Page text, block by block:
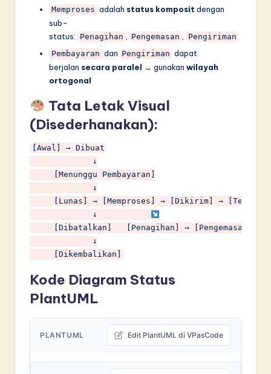
Memproses adalah status komposit dengan
sub-
status: Penagihan , Pengemasan , Pengiriman
Pembayaran dan Pengiriman dapat
berjalan secara paralel → gunakan wilayah
ortogonal
Tata Letak Visual
(Disederhanakan):
[Awal] → Dibuat
             ↓
     [Menunggu Pembayaran]
             ↓
[Lunas] → [Memproses] → [Dikirim] →
             ↓
[Dibatalkan]   [Penagihan] → [Pengemasan] →
             ↓
     [Dikembalikan]
Kode Diagram Status
PlantUML
PLANTUML Edit PlantUML di VPasCode